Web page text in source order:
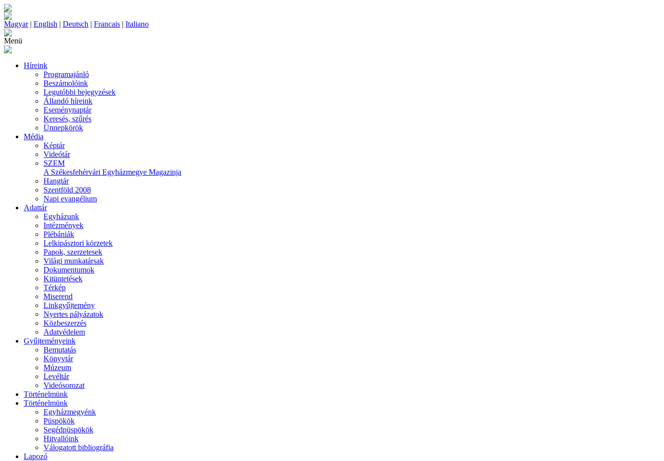
Magyar| English | Deutsch | Francais | Italiano
Menü
Híreink
Programajánló
Beszámolóink
Legutóbbi bejegyzések
Állandó híreink
Eseménynaptár
Keresés, szűrés
Ünnepkörök
Média
Képtár
Videótár
SZEM
A Székesfehérvári Egyházmegye Magazinja
Hangtár
Szentföld 2008
Napi evangélium
Adattár
Egyházunk
Intézmények
Plébániák
Lelkipásztori körzetek
Papok, szerzetesek
Világi munkatársak
Dokumentumok
Kitüntetések
Térkép
Miserend
Linkgyűjtemény
Nyertes pályázatok
Közbeszerzés
Adatvédelem
Gyűjteményeink
Bemutatás
Könyvtár
Múzeum
Levéltár
Videósorozat
Történelmünk
Történelmünk
Egyházmegyénk
Püspökök
Segédpüspökök
Hitvallóink
Válogatott bibliográfia
Lapozó